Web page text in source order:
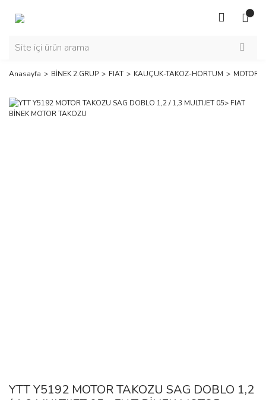
Anasayfa BİNEK 2.GRUP FIAT KAUÇUK-TAKOZ-HORTUM MOTOR
YTT Y5192 MOTOR TAKOZU SAG DOBLO 1,2